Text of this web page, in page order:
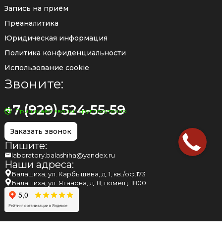
Запись на приём
Преаналитика
Юридическая информация
Политика конфиденциальности
Использование cookie
Звоните:
+7 (929) 524-55-59
Принимаем звонки круглосуточно
Заказать звонок
Пишите:
laboratory.balashiha@yandex.ru
Наши адреса:
Балашиха, ул. Карбышева, д. 1, кв./оф.173
Балашиха, ул. Яганова, д. 8, помещ. 1800